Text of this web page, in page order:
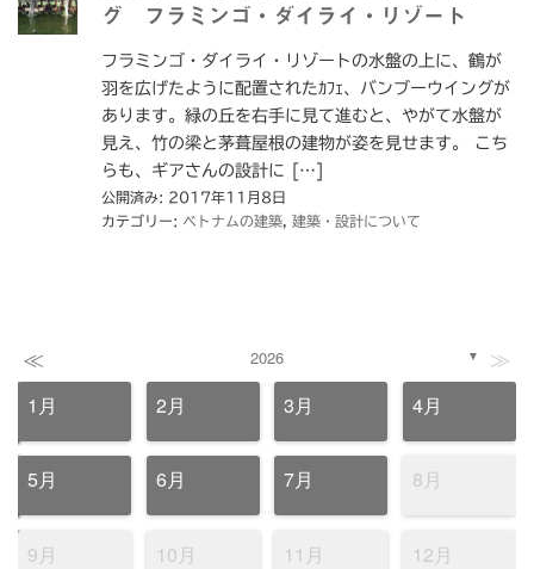
グ フラミンゴ・ダイライ・リゾート
フラミンゴ・ダイライ・リゾートの水盤の上に、鶴が
羽を広げたように配置されたｶﾌｪ、バンブーウイングが
あります。緑の丘を右手に見て進むと、やがて水盤が
見え、竹の梁と茅葺屋根の建物が姿を見せます。 こち
らも、ギアさんの設計に […]
公開済み: 2017年11月8日
カテゴリー: ベトナムの建築 建築・設計について
≪ 2026 ▼ ≫
1月 2月 3月 4月
5月 6月 7月 8月
9月 10月 11月 12月